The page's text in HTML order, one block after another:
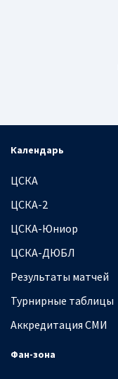
Календарь
ЦСКА
ЦСКА-2
ЦСКА-Юниор
ЦСКА-ДЮБЛ
Результаты матчей
Турнирные таблицы
Аккредитация СМИ
Фан-зона